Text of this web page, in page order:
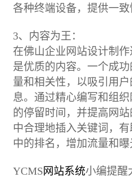
各种终端设备，提供一致
3、内容为王：
在佛山企业网站设计制
是优质的内容。一个成
量和相关性，以吸引用
息。通过精心编写和组
的停留时间，并提高网
中合理地插入关键词，
中的排名，增加流量和曝
YCMS 网站系统小编提醒